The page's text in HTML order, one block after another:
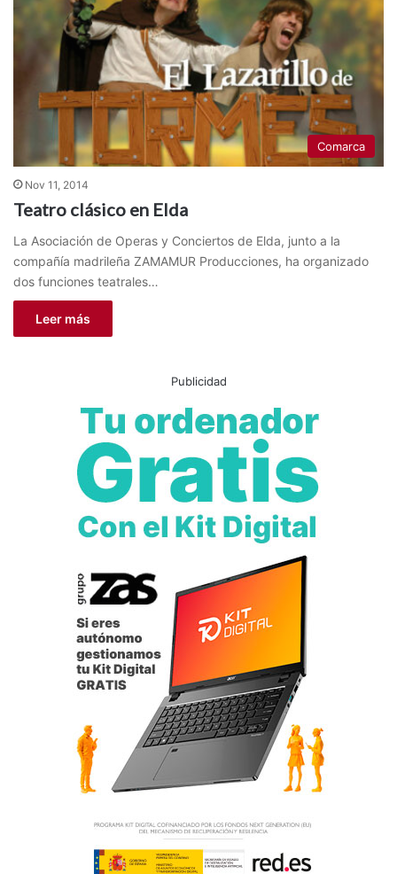
Comarca
Nov 11, 2014
Teatro clásico en Elda
La Asociación de Operas y Conciertos de Elda, junto a la
compañía madrileña ZAMAMUR Producciones, ha organizado
dos funciones teatrales…
Leer más
Publicidad